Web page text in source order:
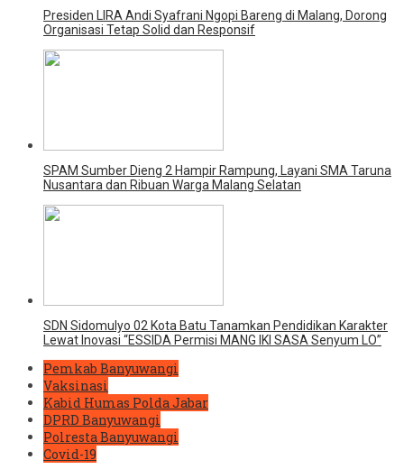
Presiden LIRA Andi Syafrani Ngopi Bareng di Malang, Dorong
Organisasi Tetap Solid dan Responsif
SPAM Sumber Dieng 2 Hampir Rampung, Layani SMA Taruna
Nusantara dan Ribuan Warga Malang Selatan
SDN Sidomulyo 02 Kota Batu Tanamkan Pendidikan Karakter
Lewat Inovasi “ESSIDA Permisi MANG IKI SASA Senyum LO”
Pemkab Banyuwangi
Vaksinasi
Kabid Humas Polda Jabar
DPRD Banyuwangi
Polresta Banyuwangi
Covid-19